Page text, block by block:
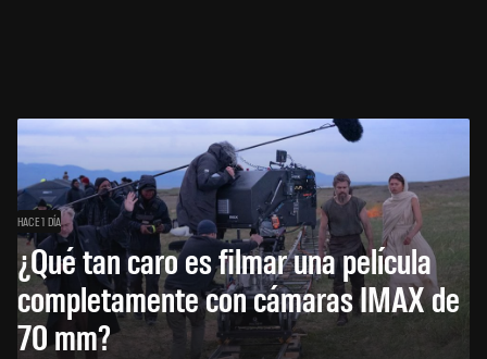
HACE 1 DÍA
¿Qué tan caro es filmar una película
completamente con cámaras IMAX de
70 mm?